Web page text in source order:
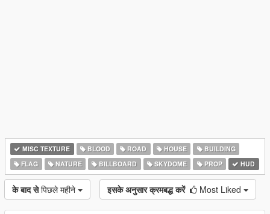
MISC TEXTURE BLOOD ROAD HOUSE
BUILDING
FLAG
NATURE BILLBOARD SKYDOME PROP HUD
के बाद से पिछले महीने इसके अनुसार क्रमबद्ध करें Most Liked